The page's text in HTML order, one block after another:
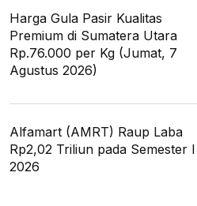
Harga Gula Pasir Kualitas
Premium di Sumatera Utara
Rp.76.000 per Kg (Jumat, 7
Agustus 2026)
Alfamart (AMRT) Raup Laba
Rp2,02 Triliun pada Semester I
2026